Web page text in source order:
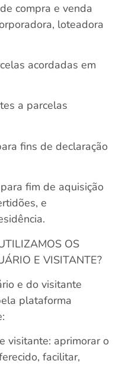
compra e venda
loteadora
acordadas em
a parcelas
fins de declaração
fim de aquisição
e
OS
E VISITANTE?
e do visitante
plataforma
visitante: aprimorar o
facilitar,